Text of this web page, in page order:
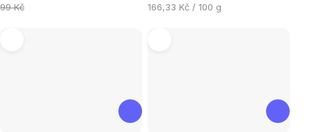
cena:
99 Kč
Měrná
166,33 Kč / 100 g